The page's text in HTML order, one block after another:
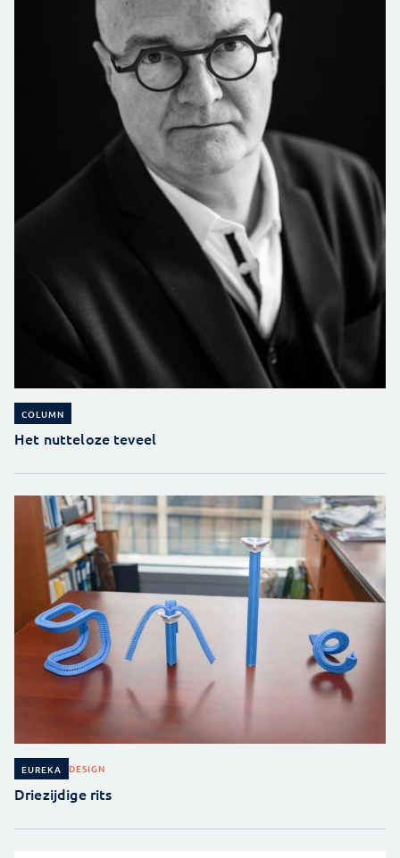
COLUMN
Het nutteloze teveel
EUREKA DESIGN
Driezijdige rits